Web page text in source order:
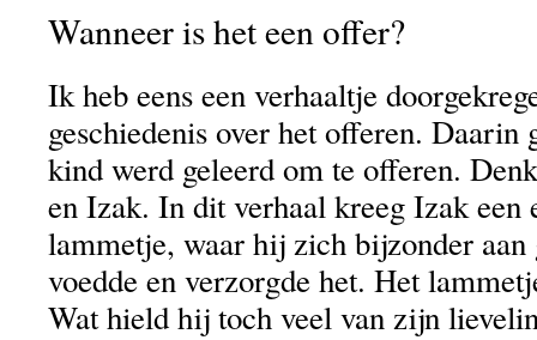
Wanneer is het een offer?
Ik heb eens een verhaaltje
geschiedenis over het offeren. Daarin
kind werd geleerd om te offeren.
en Izak. In dit verhaal kreeg Izak een
lammetje, waar hij zich bijzonder
voedde en verzorgde het. Het
Wat hield hij toch veel van zijn